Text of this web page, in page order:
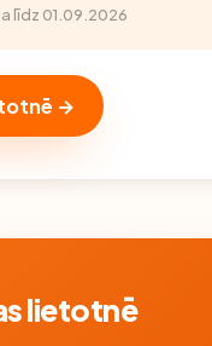
līdz 01.09.2026
→
lietotnē